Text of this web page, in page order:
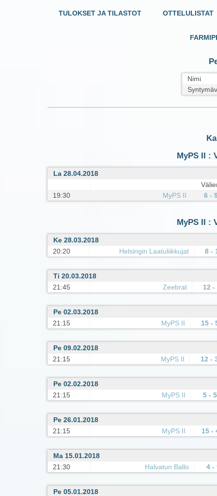
TULOKSET JA TILASTOT OTTELULISTAT
Nimi
MyPS II :
La 28.04.2018
19:30
MyPS II 6 -
MyPS II :
Ke 28.03.2018
20:20
Helsingin Laatuliikkujat 8 -
Ti 20.03.2018
21:45
Zeebrat 12 -
Pe 02.03.2018
21:15
MyPS II 15 -
Pe 09.02.2018
21:15
MyPS II 12 -
Pe 02.02.2018
21:15
MyPS II 5 - 5
Pe 26.01.2018
21:15
MyPS II 15 -
Ma 15.01.2018
21:30
Halvatun Ballo 4 -
Pe 05.01.2018